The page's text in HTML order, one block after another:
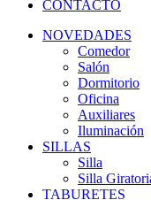
CONTACTO
NOVEDADES
Comedor
Salón
Dormitorio
Oficina
Auxiliares
Iluminación
SILLAS
Silla
Silla
TABURETES